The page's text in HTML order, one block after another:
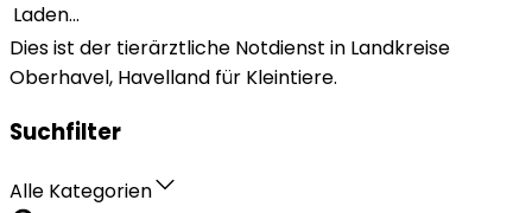
Laden...
Dies ist der tierärztliche Notdienst in Landkreise
Oberhavel, Havelland für Kleintiere.
Suchfilter
Alle Kategorien